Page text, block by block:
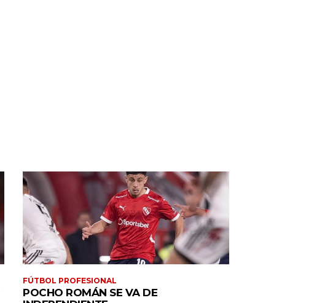
FÚTBOL PROFESIONAL
POCHO ROMÁN SE VA DE